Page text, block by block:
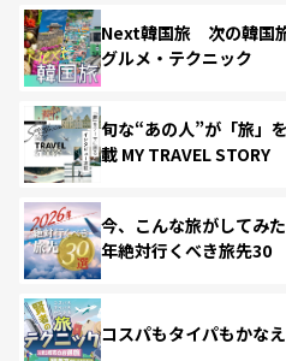
Next韓国旅 次の韓国
グルメ・テクニック
旬な“あの人”が「旅」
載 MY TRAVEL STORY
今、こんな旅がしてみ
年絶対行くべき旅先30
コスパもタイパもかな